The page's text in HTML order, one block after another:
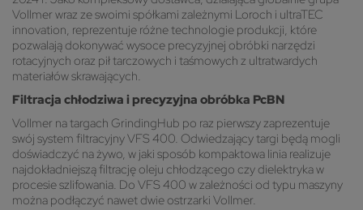
Vollmer wraz ze swoimi spółkami zależnymi Loroch i ultraTEC
innovation, reprezentuje różne technologie produkcji, które
pozwalają dokonywać wysoce precyzyjnej obróbki narzędzi
rotacyjnych oraz pił tarczowych i taśmowych z ultratwardych
materiałów skrawających.
Filtracja chłodziwa i precyzyjna obróbka PcBN
Vollmer na targach GrindingHub po raz pierwszy zaprezentuje
swój system filtracyjny VFS 400. Odwiedzający targi będą mogli
doświadczyć na żywo, w jaki sposób kompaktowa linia realizuje
najdokładniejszą filtrację oleju chłodzącego czy dielektryka w
procesie szlifowania. Do VFS 400 w zależności od typu maszyny
można podłączyć nawet dwie ostrzarki Vollmer.